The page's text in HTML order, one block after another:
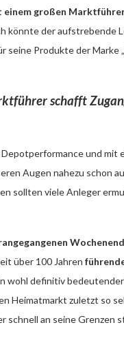
einem großen
könnte der aufstrebende
Produkte der Marke
schafft
und mit
Augen nahezu schon
sollten viele Anleger
über 100 Jahren
wohl definitiv
Heimatmarkt zuletzt so
schnell an seine